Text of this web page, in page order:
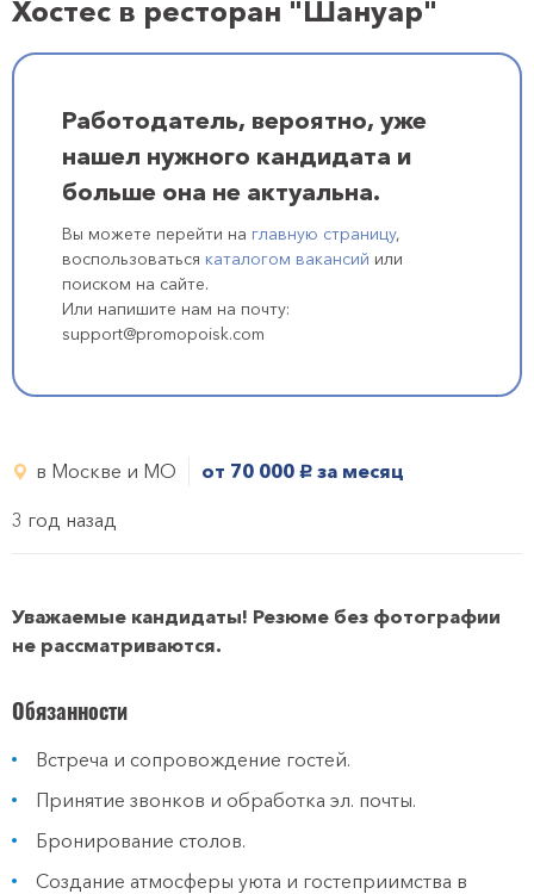
Хостес в ресторан "Шануар"
Работодатель, вероятно, уже
нашел нужного кандидата и
больше она не актуальна.
Вы можете перейти на главную страницу,
воспользоваться каталогом вакансий или
поиском на сайте.
Или напишите нам на почту:
support@promopoisk.com
в Москве и МО от 70 000 руб. за месяц
3 год назад
Уважаемые кандидаты! Резюме без фотографии
не рассматриваются.
Обязанности
Встреча и сопровождение гостей.
Принятие звонков и обработка эл. почты.
Бронирование столов.
Создание атмосферы уюта и гостеприимства в